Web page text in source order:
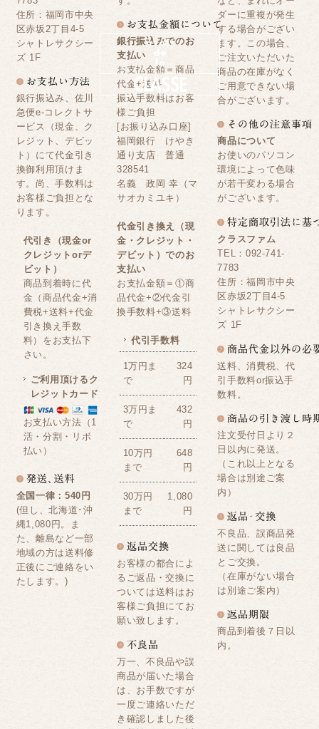
住所：福岡市中央
区赤坂2丁目4-5
シャトレサクシー
ズ 1F
銀行振込み、佐川
急便e-コレクトサ
ービス（現金、ク
レジット、デビッ
ト）にて代金引き
換御利用頂けま
す。尚、手数料は
お客様ご負担とな
ります。
代引き（現金or
クレジットorデ
ビット）
商品到着時に代
金（商品代金+消
費税+送料+代金
引き換え手数
料）をお支払下
さい。
ご利用頂けるク
レジットカード
お支払い方法（1
活・分割・リボ
払い）
全国一律：540円
(但し、北海道･沖
縄1,080円。ま
た、離島など一部
地域の方は送料修
正後にご連絡をい
たします。)
銀行振込みでのお
支払い
お支払金額＝商品
代金+送料
振込手数料はお客
様ご負担
[お振り込み口座]
福岡銀行 けやき
通り支店 普通
328541
名義 政岡 幸（マ
サオカミユキ）
代金引き換え（現
金・クレジット・
デビット）でのお
支払い
お支払金額＝①商
品代金+②代金引
換手数料+③送料
代引手数料
1万円ま
で
324
円
3万円ま
で
432
円
10万円
まで
648
円
30万円
まで
1,080
円
お客様の都合によ
るご返品・交換に
ついては送料はお
客様ご負担にてお
願い致します。
万一、不良品や誤
商品が届いた場合
は、お手数ですが
一度ご連絡いただ
き確認しました後
ダーに重複が発生
する場合がござい
ます。この場合、
ご注文いただいた
商品の在庫がなく
ご用意できない場
合がございます。
商品について
お使いのパソコン
環境によって色味
が若干変わる場合
がございます。
クラスファム
TEL：092-741-
7783
住所：福岡市中央
区赤坂2丁目4-5
シャトレサクシー
ズ 1F
送料、消費税、代
引手数料or振込手
数料。
注文受付日より２
日以内に発送。
（これ以上となる
場合は別途ご案
内）
不良品、誤商品発
送に関しては良品
とご交換。
（在庫がない場合
は別途ご案内）
商品到着後７日以
内。